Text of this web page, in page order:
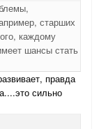
старших
каждому
шансы стать
правда
сильно